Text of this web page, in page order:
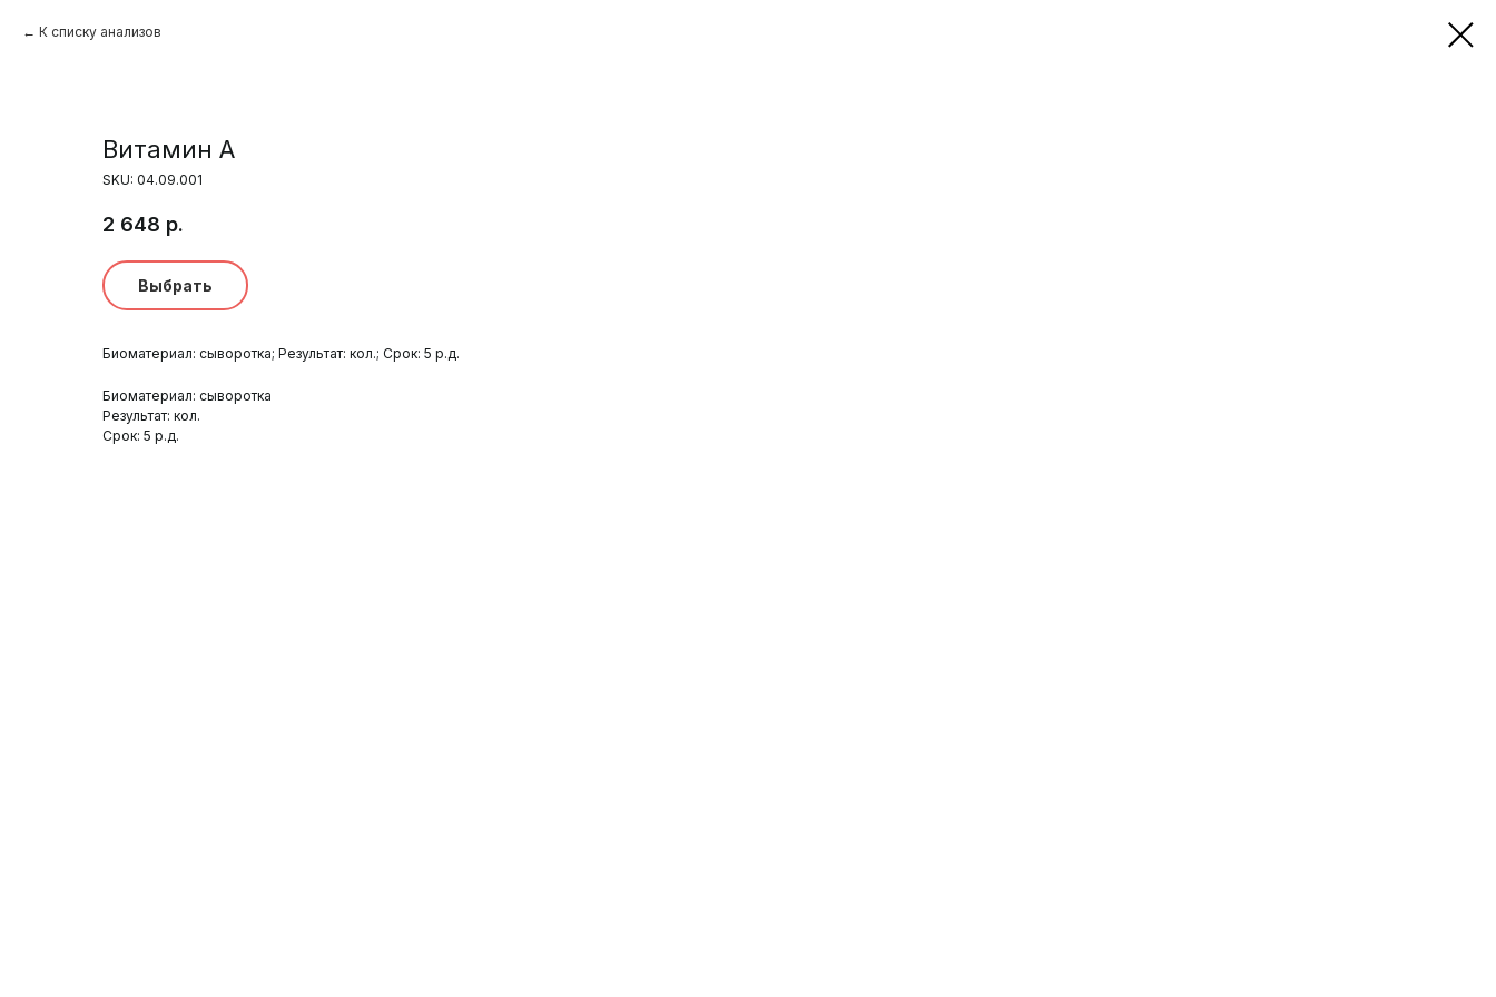
К списку анализов
Витамин А
SKU: 04.09.001
2 648 р.
Выбрать
Биоматериал: сыворотка; Результат: кол.; Срок: 5 р.д.
Биоматериал: сыворотка
Результат: кол.
Срок: 5 р.д.